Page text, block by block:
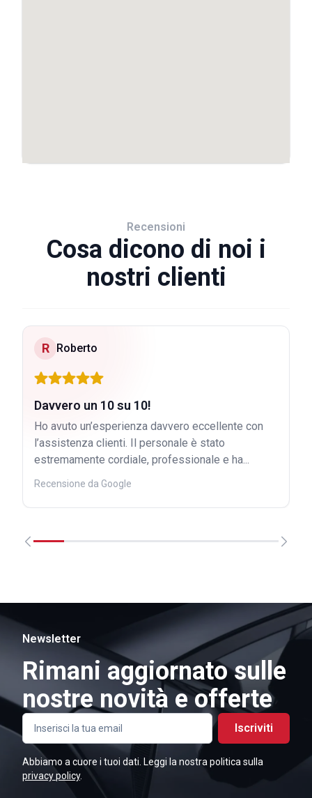
Recensioni
Cosa dicono di noi i
nostri clienti
R Roberto
Davvero un 10 su 10!
Ho avuto un’esperienza davvero eccellente con
l’assistenza clienti. Il personale è stato
estremamente cordiale, professionale e ha...
Recensione da Google
Newsletter
Rimani aggiornato sulle
nostre novità e offerte
Iscriviti
Abbiamo a cuore i tuoi dati. Leggi la nostra politica sulla
privacy policy.